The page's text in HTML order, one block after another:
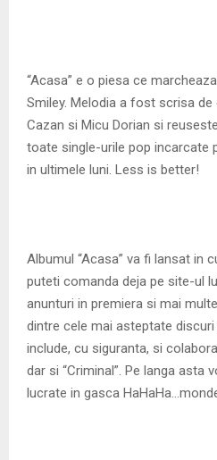
“Acasa” e o piesa ce
Smiley. Melodia a fost scrisa de
Cazan si Micu Dorian si
toate single-urile pop incarcate
in ultimele luni. Less is better!
Albumul “Acasa” va fi lansat in
puteti comanda deja pe site-ul
anunturi in premiera si mai
dintre cele mai asteptate
include, cu siguranta, si
dar si “Criminal”. Pe langa asta
lucrate in gasca